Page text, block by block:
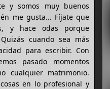
y somos muy buenos
me gusta... Fíjate que
y hace odas porque
cuando sea más
para escribir. Con
pasado momentos
cualquier matrimonio.
en lo profesional y